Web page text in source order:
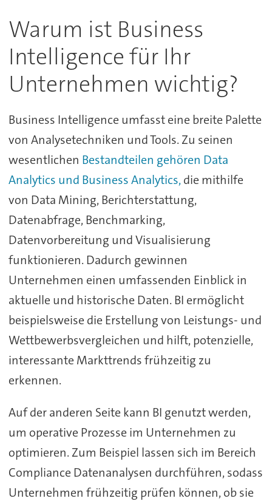
Warum ist Business
Intelligence für Ihr
Unternehmen wichtig?
Business Intelligence umfasst eine breite Palette
von Analysetechniken und Tools. Zu seinen
wesentlichen Bestandteilen gehören Data
Analytics und Business Analytics,die mithilfe
von Data Mining, Berichterstattung,
Datenabfrage, Benchmarking,
Datenvorbereitung und Visualisierung
funktionieren. Dadurch gewinnen
Unternehmen einen umfassenden Einblick in
aktuelle und historische Daten. BI ermöglicht
beispielsweise die Erstellung von Leistungs- und
Wettbewerbsvergleichen und hilft, potenzielle,
interessante Markttrends frühzeitig zu
erkennen.
Auf der anderen Seite kann BI genutzt werden,
um operative Prozesse im Unternehmen zu
optimieren. Zum Beispiel lassen sich im Bereich
Compliance Datenanalysen durchführen, sodass
Unternehmen frühzeitig prüfen können, ob sie